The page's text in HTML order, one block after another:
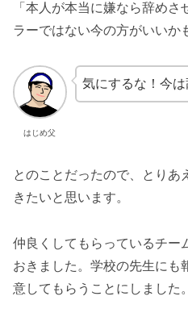
「本人が本当に嫌なら辞め
ラーではない今の方がいいか
はじめ父
気にするな！今は
とのことだったので、とりあ
きたいと思います。
仲良くしてもらっているチー
おきました。学校の先生にも
意してもらうことにしました。